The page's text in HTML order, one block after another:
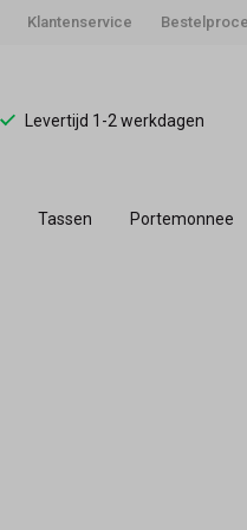
Klantenservice
Levertijd 1-2 werkdagen
Tassen Portemonnee